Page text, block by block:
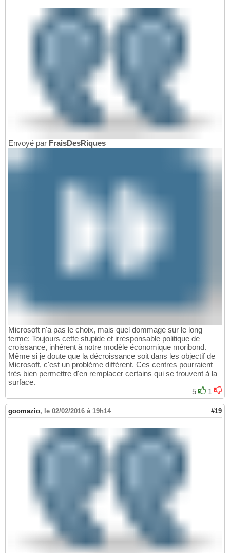
Envoyé par FraisDesRiques
Microsoft n'a pas le choix, mais quel dommage sur le long
terme: Toujours cette stupide et irresponsable politique de
croissance, inhérent à notre modèle économique moribond.
Même si je doute que la décroissance soit dans les objectif de
Microsoft, c'est un problème différent. Ces centres pourraient
très bien permettre d'en remplacer certains qui se trouvent à la
surface.
5
1
goomazio, le 02/02/2016 à 19h14 #19